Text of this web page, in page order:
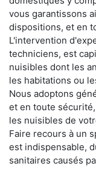
vous garantissons
dispositions, et en
L'intervention
techniciens, est
nuisibles dont les
les habitations ou
Nous adoptons
et en toute
les nuisibles de
Faire recours à un
est indispensable,
sanitaires causés